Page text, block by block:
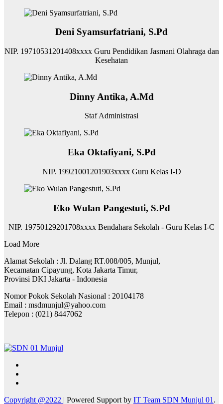
Deni Syamsurfatriani, S.Pd
NIP. ‌19710531201408xxxx Guru Pendidikan Jasmani Olahraga dan
Kesehatan
Dinny Antika, A.Md
Staf Administrasi
Eka Oktafiyani, S.Pd
NIP. ‌19921001201903xxxx Guru Kelas I-D
Eko Wulan Pangestuti, S.Pd
NIP. ‌19750129201708xxxx Bendahara Sekolah - Guru Kelas I-C
Load More
Alamat Sekolah : Jl. Dalang RT.008/005, Munjul,
Kecamatan Cipayung, Kota Jakarta Timur,
Provinsi DKI Jakarta - Indonesia
Nomor Pokok Sekolah Nasional : 20104178
Email : msdmunjul@yahoo.com
Telepon : (021) 8447062
Copyright @2022 | Powered Support by IT Team SDN Munjul 01 .